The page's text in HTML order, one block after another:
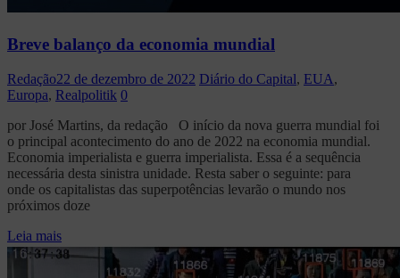
Breve balanço da economia mundial
Redação22 de dezembro de 2022 Diário do Capital, EUA,
Europa, Realpolitik 0
por José Martins, da redação O início da nova guerra mundial foi
o principal acontecimento do ano de 2022 na economia mundial.
Economia imperialista e guerra imperialista. Essa é a sequência
necessária desta sinistra unidade. Resta saber o seguinte: para
onde os capitalistas das superpotências levarão o mundo nos
próximos doze
Leia mais